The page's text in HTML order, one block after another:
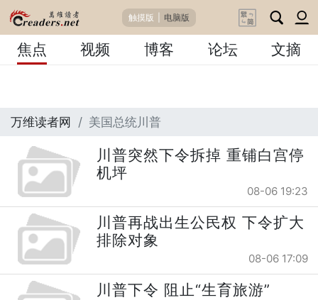
触摸版 电脑版
焦点 视频 博客 论坛 文摘
万维读者网 美国总统川普
川普突然下令拆掉 重铺白宫停
机坪
08-06 19:23
川普再战出生公民权 下令扩大
排除对象
08-06 17:09
川普下令 阻止“生育旅游”